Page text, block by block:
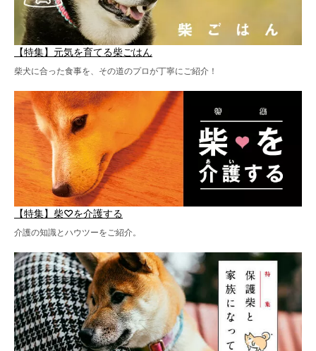
【特集】元気を育てる柴ごはん
柴犬に合った食事を、その道のプロが丁寧にご紹介！
【特集】柴♡を介護する
介護の知識とハウツーをご紹介。